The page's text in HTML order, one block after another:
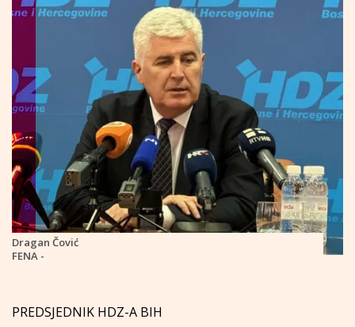
Dragan Čović
FENA -
PREDSJEDNIK HDZ-A BIH